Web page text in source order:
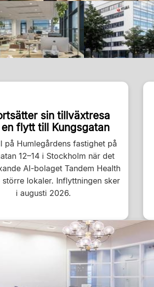
sin tillväxtresa
flytt till Kungsgatan
på Humlegårdens fastighet på
12–14 i Stockholm när det
AI-bolaget Tandem Health
större lokaler. Inflyttningen sker
i augusti 2026.